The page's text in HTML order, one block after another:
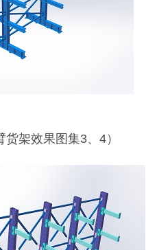
货架效果图集3、 4）